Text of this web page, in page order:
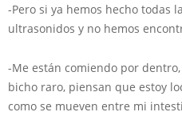
-Pero si ya hemos hecho todas
ultrasonidos y no hemos
-Me están comiendo por
bicho raro, piensan que estoy
como se mueven entre mi